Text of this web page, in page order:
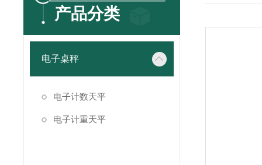
产品分类
电子桌秤
电子计数天平
电子计重天平